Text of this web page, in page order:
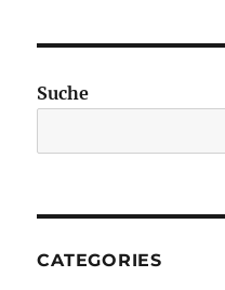
Suche
CATEGORIES